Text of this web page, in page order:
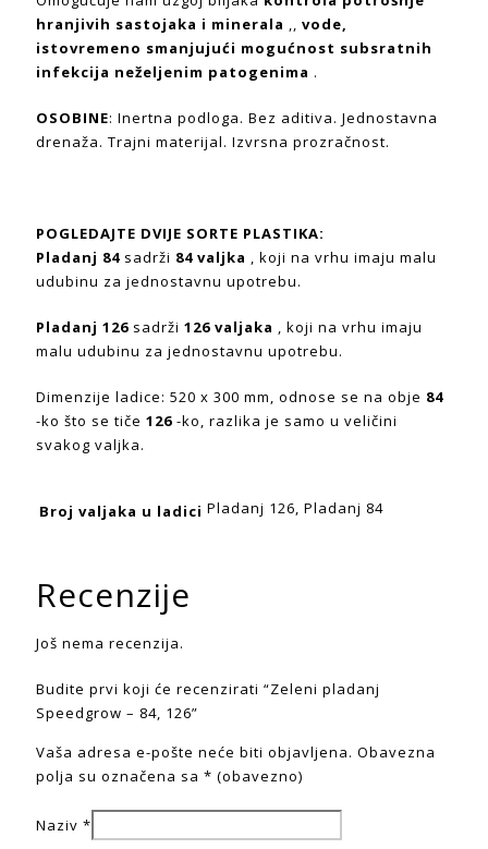
hranjivih sastojaka i minerala ,, vode,
istovremeno smanjujući mogućnost subsratnih
infekcija neželjenim patogenima .
OSOBINE: Inertna podloga. Bez aditiva. Jednostavna
drenaža. Trajni materijal. Izvrsna prozračnost.
POGLEDAJTE DVIJE SORTE PLASTIKA:
Pladanj 84 sadrži 84 valjka , koji na vrhu imaju malu
udubinu za jednostavnu upotrebu.
Pladanj 126 sadrži 126 valjaka , koji na vrhu imaju
malu udubinu za jednostavnu upotrebu.
Dimenzije ladice: 520 x 300 mm, odnose se na obje 84
-ko što se tiče 126 -ko, razlika je samo u veličini
svakog valjka.
Broj valjaka u ladici Pladanj 126, Pladanj 84
Recenzije
Još nema recenzija.
Budite prvi koji će recenzirati “Zeleni pladanj
Speedgrow – 84, 126”
Vaša adresa e-pošte neće biti objavljena. Obavezna
polja su označena sa * (obavezno)
Naziv *